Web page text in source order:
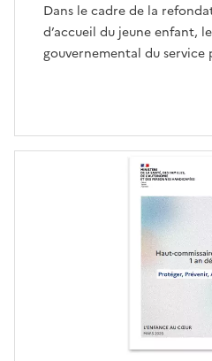
Dans le cadre de la
d’accueil du jeune enfant,
gouvernemental du service